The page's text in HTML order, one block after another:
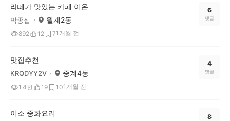
라떼가 맛있는 카페 이온
박종섭 월계2동
892 12 71개월 전
6
댓글
맛집추천
KRQDYY2V 중계4동
1.4천 19 101개월 전
4
댓글
이소 중화요리 8